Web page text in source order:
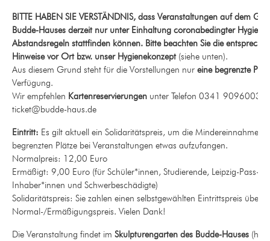
BITTE HABEN SIE VERSTÄNDNIS, dass Veranstaltungen auf dem
Budde-Hauses derzeit nur unter Einhaltung coronabedingter
Abstandsregeln stattfinden können. Bitte beachten Sie die
Hinweise vor Ort bzw. unser Hygienekonzept(siehe unten).
Aus diesem Grund steht für die Vorstellungen nur eine begrenzte
Verfügung.
Wir empfehlen Kartenreservierungen unter Telefon 0341 90960037
ticket@budde-haus.de
Eintritt: Es gilt aktuell ein Solidaritätspreis, um die Mindereinnahmen
begrenzten Plätze bei Veranstaltungen etwas aufzufangen.
Normalpreis: 12,00 Euro
Ermäßigt: 9,00 Euro (für Schüler*innen, Studierende, Leipzig-Pass-
Inhaber*innen und Schwerbeschädigte)
Solidaritätspreis: Sie zahlen einen selbstgewählten Eintrittspreis über
Normal-/Ermäßigungspreis. Vielen Dank!
Die Veranstaltung findet im Skulpturengarten des Budde-Hauses